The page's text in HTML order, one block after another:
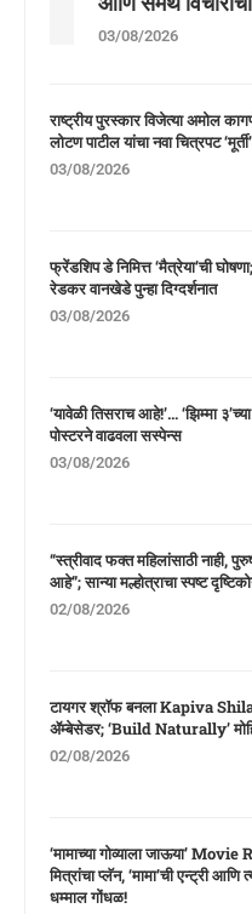
03/08/2026
राष्ट्रीय पुरस्कार विजेत्या अमोल
लोटण पाटील यांचा नवा चित्रपट ‘मूर्ती’
03/08/2026
फ्रेंडशिप डे निमित्त ‘मैत्रेया’ची
रेडकर वानखेडे पुन्हा दिग्दर्शनात
03/08/2026
‘यावेळी तिसराच आहे!’… ‘झिम्मा ३’च्या
पोस्टरने वाढवला सस्पेन्स
03/08/2026
“स्त्रीवाद फक्त महिलांसाठी नाही,
आहे”; सान्या मल्होत्राचा स्पष्ट
02/08/2026
टायगर श्रॉफ बनला Kapiva
ॲम्बेसेडर; ‘Build Naturally’
02/08/2026
‘मामाच्या गोव्याला जाऊया’
मित्रांचा प्लॅन, ‘मामा’ची एन्ट्री आणि
धम्माल गोंधळ!